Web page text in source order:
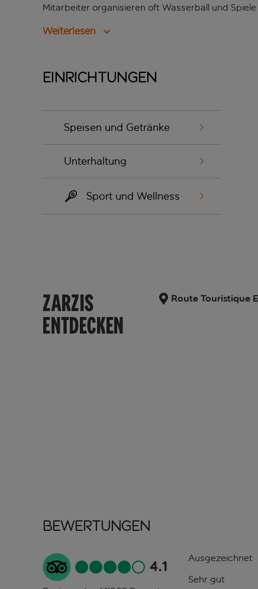
Mitarbeiter organisieren oft Wasserball und
Weiterlesen
Einrichtungen
Speisen und Getränke
Unterhaltung
Sport und Wellness
ZARZIS
ENTDECKEN
Route Touristique
Bewertungen
4.1 Ausgezeichnet
Sehr gut